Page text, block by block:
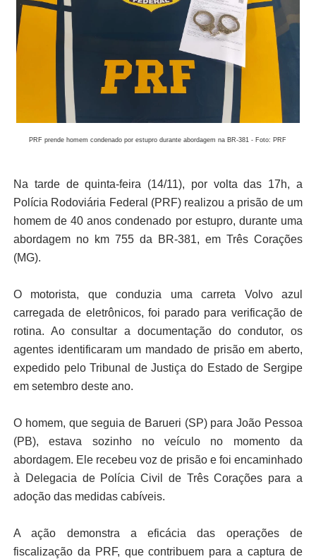
PRF prende homem condenado por estupro durante abordagem na BR-381 - Foto: PRF
Na tarde de quinta-feira (14/11), por volta das 17h, a
Polícia Rodoviária Federal (PRF) realizou a prisão de um
homem de 40 anos condenado por estupro, durante uma
abordagem no km 755 da BR-381, em Três Corações
(MG).
O motorista, que conduzia uma carreta Volvo azul
carregada de eletrônicos, foi parado para verificação de
rotina. Ao consultar a documentação do condutor, os
agentes identificaram um mandado de prisão em aberto,
expedido pelo Tribunal de Justiça do Estado de Sergipe
em setembro deste ano.
O homem, que seguia de Barueri (SP) para João Pessoa
(PB), estava sozinho no veículo no momento da
abordagem. Ele recebeu voz de prisão e foi encaminhado
à Delegacia de Polícia Civil de Três Corações para a
adoção das medidas cabíveis.
A ação demonstra a eficácia das operações de
fiscalização da PRF, que contribuem para a captura de